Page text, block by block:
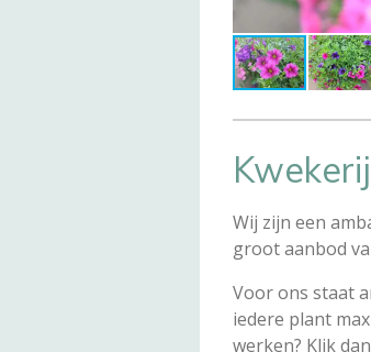
Kwekerij
Wij zijn een
groot aanbod
Voor ons staat
iedere plant
werken? Klik